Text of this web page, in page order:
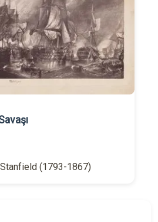
Stanfield (1793-1867)